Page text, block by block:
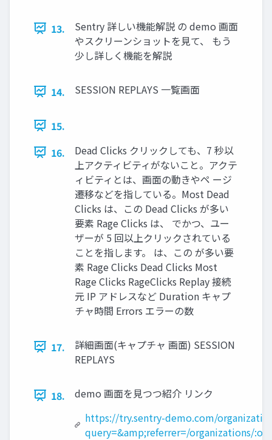
13.
Sentry 詳しい機能解説 の demo 画面
やスクリーンショットを見て、 もう
少し詳しく機能を解説
14. SESSION REPLAYS 一覧画面
15.
16.
Dead Clicks クリックしても、7 秒以
上アクティビティがないこと。アクテ
ィビティとは、画面の動きやペ ージ
遷移などを指している。Most Dead
Clicks は、この Dead Clicks が多い
要素 Rage Clicks は、 でかつ、ユー
ザーが 5 回以上クリックされている
ことを指します。 は、この が多い要
素 Rage Clicks Dead Clicks Most
Rage Clicks RageClicks Replay 接続
元 IP アドレスなど Duration キャプ
チャ時間 Errors エラーの数
17.
詳細画面(キャプチャ 画面) SESSION
REPLAYS
18.
demo 画面を見つつ紹介 リンク
https://try.sentry-demo.com/
query=&amp;referrer=/organizations/